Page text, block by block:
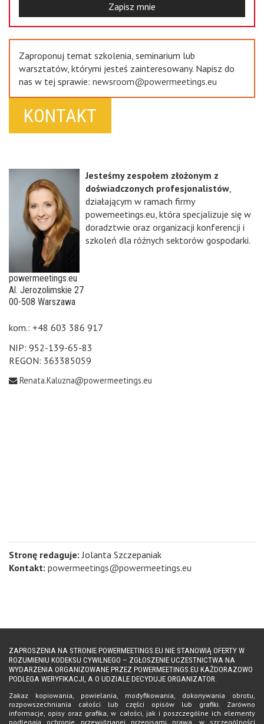
Zapisz mnie
Zaproponuj temat szkolenia, seminarium lub
warsztatów, którymi jesteś zainteresowany. Napisz do
nas w tej sprawie: newsroom@powermeetings.eu
KONTAKT
Jesteśmy zespołem złożonym z
doświadczonych profesjonalistów,
działającym w ramach firmy
powemeetings.eu, która specjalizuje się w
doradztwie oraz organizacji konferencji i
szkoleń dla różnych sektorów gospodarki.
powermeetings.eu
Al. Jerozolimskie 27
00-508 Warszawa
kom.: +48 603 386 917
NIP: 952-139-65-83
REGON: 363385059
Renata.Kaluzna@powermeetings.eu
Stronę redaguje: Jolanta Szczepaniak
Kontakt: powermeetings@powermeetings.eu
ZAPROSZENIA NA STRONIE POWERMEETINGS.EU NIE STANOWIĄ OFERTY W
ROZUMIENIU KODEKSU CYWILNEGO – ZGŁOSZENIE UCZESTNICTWA NA
WYDARZENIA ORGANIZOWANE PRZEZ POWERMEETINGS.EU KAŻDORAZOWO
PODLEGA WERYFIKACJI, A O UDZIALE DECYDUJE ORGANIZATOR.
Zakaz kopiowania, powielania, modyfikowania, dokonywania obrotu,
rozpowszechniania całości lub części opisów lub grafiki. Zarówno
informacje, opisy oraz grafika, w całości, jak i poszczególne ich elementy
podlegają ochronie przewidzianej przepisami prawa, w szczególności